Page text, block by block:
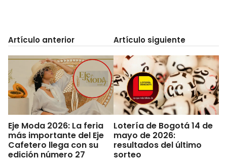
Artículo anterior
Eje Moda 2026: La feria
más importante del Eje
Cafetero llega con su
edición número 27
Artículo siguiente
Lotería de Bogotá 14 de
mayo de 2026:
resultados del último
sorteo